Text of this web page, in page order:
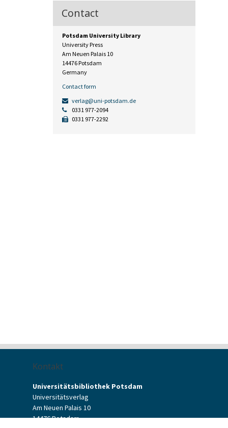
Contact
Potsdam University Library
University Press
Am Neuen Palais 10
14476 Potsdam
Germany
Contact form
verlag@uni-potsdam.de
0331 977-2094
0331 977-2292
Kontakt
Universitätsbibliothek Potsdam
Universitätsverlag
Am Neuen Palais 10
14476 Potsdam